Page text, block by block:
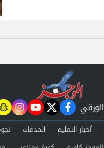
facebook
twitter
youtube
أخبار التعليم الخدمات